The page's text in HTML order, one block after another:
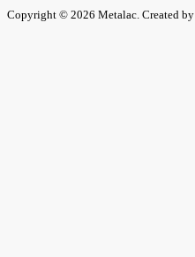
Copyright © 2026 Metalac. Created by